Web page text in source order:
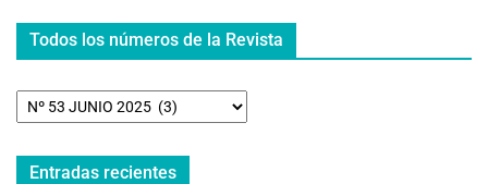
Todos los números de la Revista
Entradas recientes